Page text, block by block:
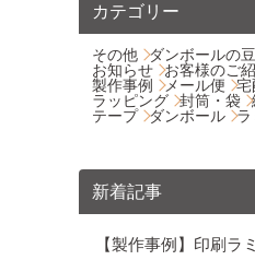
宅配120サイ
宅配140サイ
宅配160サイ
宅配170サイ
宅配200サイ
オーダーメイ
カテゴリー
その他 ダンボールの
お知らせ
お客様のご
製作事例
メール便 宅
ラッピング
封筒・袋
テープ
ダンボール ラ
新着記事
【製作事例】印刷ラ